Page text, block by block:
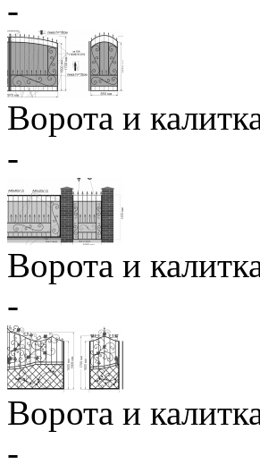
-
Ворота и
-
Ворота и
-
Ворота и
-